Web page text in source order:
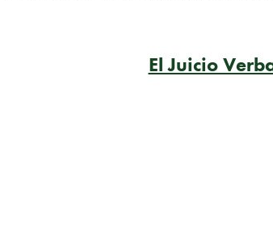
El Juicio